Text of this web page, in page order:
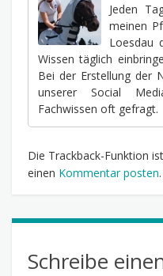
Jeden
meinen
Loesdau
Wissen täglich
Bei der Erstellung der
unserer Social
Fachwissen oft gefragt.
Die Trackback-Funktion
einen Kommentar posten.
Schreibe